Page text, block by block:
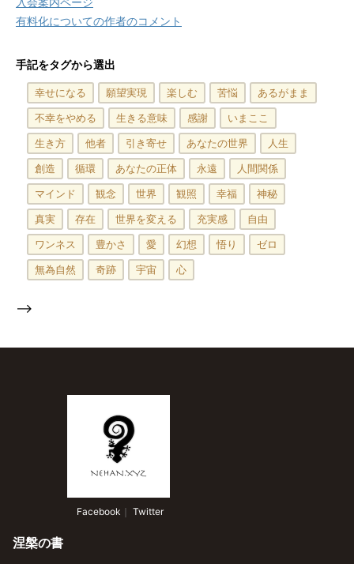
有料化についての作者のコメント
手記をタグから選出
幸せになる 願望実現 楽しむ 苦悩
あるがまま
不幸をやめる
生きる意味 感謝
いまここ
生き方
他者 引き寄せ あなたの世界
人生
創造
循環 あなたの正体 永遠
人間関係
マインド
観念 世界 観照 幸福
神秘
真実
存在 世界を変える 充実感
自由
ワンネス
豊かさ 愛 幻想 悟り
ゼロ
無為自然
奇跡 宇宙 心
-->
Facebook ｜ Twitter
涅槃の書